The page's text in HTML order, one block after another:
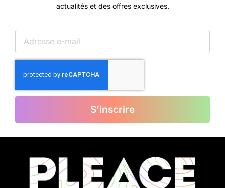
actualités et des offres exclusives.
S'inscrire